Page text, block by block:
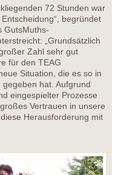
72 Stunden war
begründet
GutsMuths-
„Grundsätzlich
Zahl sehr gut
für den TEAG
Situation, die es so in
hat. Aufgrund
eingespielter Prozesse
Vertrauen in unsere
Herausforderung mit